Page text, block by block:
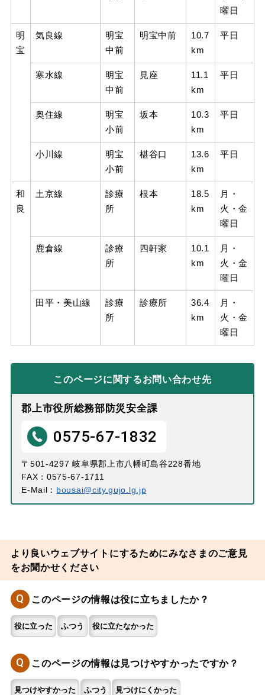
曜日
明
宝
気良線
明宝
中前
明宝中前
10.7
km
平日
寒水線
明宝
中前
見座
11.1
km
平日
奥住線
明宝
小前
坂本
10.3
km
平日
小川線
明宝
小前
椹谷口
13.6
km
平日
和
良
土京線
診療
所
根本
18.5
km
月・
火・金
曜日
鹿倉線
診療
所
四軒家
10.1
km
月・
火・金
曜日
田平・美山線
診療
所
診療所
36.4
km
月・
火・金
曜日
このページに関するお問い合わせ先
郡上市役所総務部防災安全課
0575-67-1832
〒501-4297 岐阜県郡上市八幡町島谷228番地
FAX：0575-67-1711
E-Mail： bousai@city.gujo.lg.jp
より良いウェブサイトにするためにみなさまのご意見
をお聞かせください
Q このページの情報は役に立ちましたか？
役に立った ふつう 役に立たなかった
Q このページの情報は見つけやすかったですか？
見つけやすかった ふつう 見つけにくかった